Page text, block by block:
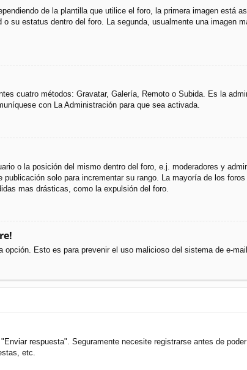
de la plantilla que utilice el foro, la primera imagen está
su estatus dentro del foro. La segunda, usualmente una imagen
cuatro métodos: Gravatar, Galería, Remoto o Subida. Es la
con La Administración para que sea activada.
o la posición del mismo dentro del foro, e.j. moderadores y
solo para incrementar su rango. La mayoría de los
mas drásticas, como la expulsión del foro.
Esto es para prevenir el uso malicioso del sistema de e-
respuesta". Seguramente necesite registrarse antes de
etc.